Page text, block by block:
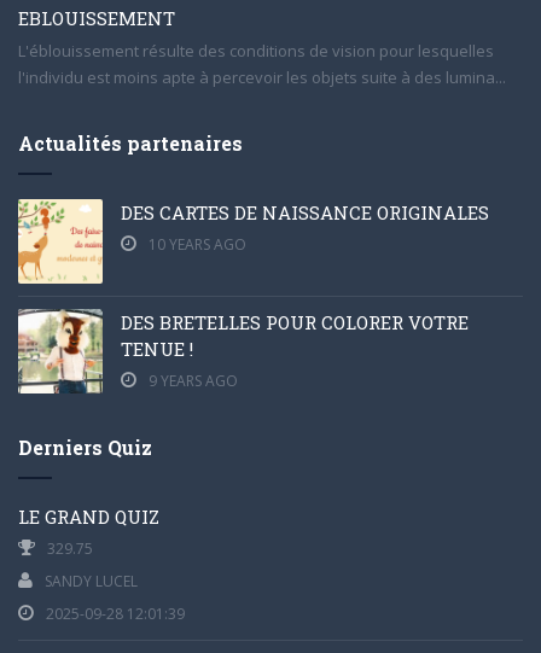
EBLOUISSEMENT
L'éblouissement résulte des conditions de vision pour lesquelles
l'individu est moins apte à percevoir les objets suite à des lumina...
Actualités partenaires
DES CARTES DE NAISSANCE ORIGINALES
10 YEARS AGO
DES BRETELLES POUR COLORER VOTRE
TENUE !
9 YEARS AGO
Derniers Quiz
LE GRAND QUIZ
329.75
SANDY LUCEL
2025-09-28 12:01:39